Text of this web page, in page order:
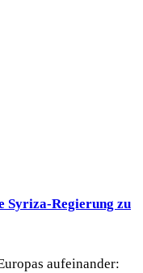
Syriza-Regierung zu
aufeinander: